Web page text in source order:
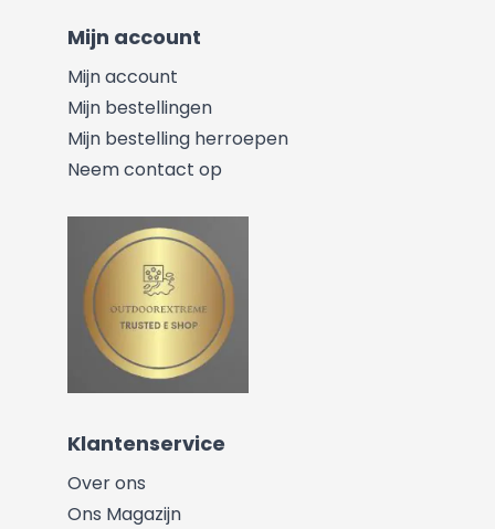
Mijn account
Mijn account
Mijn bestellingen
Mijn bestelling herroepen
Neem contact op
Klantenservice
Over ons
Ons Magazijn